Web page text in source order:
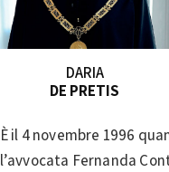
DARIA
DE PRETIS
È il 4 novembre 1996
l’avvocata Fernanda